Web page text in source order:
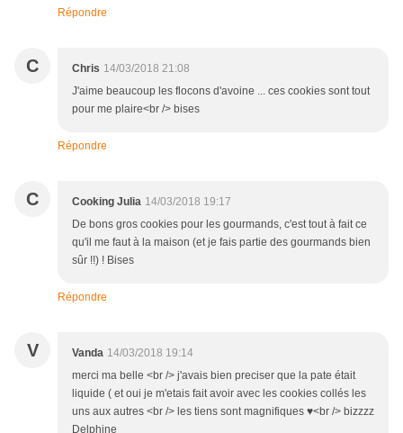
Répondre
C Chris 14/03/2018 21:08
J'aime beaucoup les flocons d'avoine ... ces cookies sont tout
pour me plaire<br /> bises
Répondre
C Cooking Julia 14/03/2018 19:17
De bons gros cookies pour les gourmands, c'est tout à fait ce
qu'il me faut à la maison (et je fais partie des gourmands bien
sûr !!) ! Bises
Répondre
V Vanda 14/03/2018 19:14
merci ma belle <br /> j'avais bien preciser que la pate était
liquide ( et oui je m'etais fait avoir avec les cookies collés les
uns aux autres <br /> les tiens sont magnifiques ♥<br /> bizzzz
Delphine